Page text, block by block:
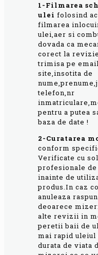
1-Filmarea
ulei folosind
filmarea
ulei,aer si
dovada ca
corect la
trimisa pe
site,insotita de
telefon,nr
pentru a putea
baza de date !
2-Curatarea
conform
Verificate cu
profesionale
inainte de
produs.In caz
anuleaza
deoarece
alte revizii in
peretii baii de
mai rapid uleiul
durata de viata